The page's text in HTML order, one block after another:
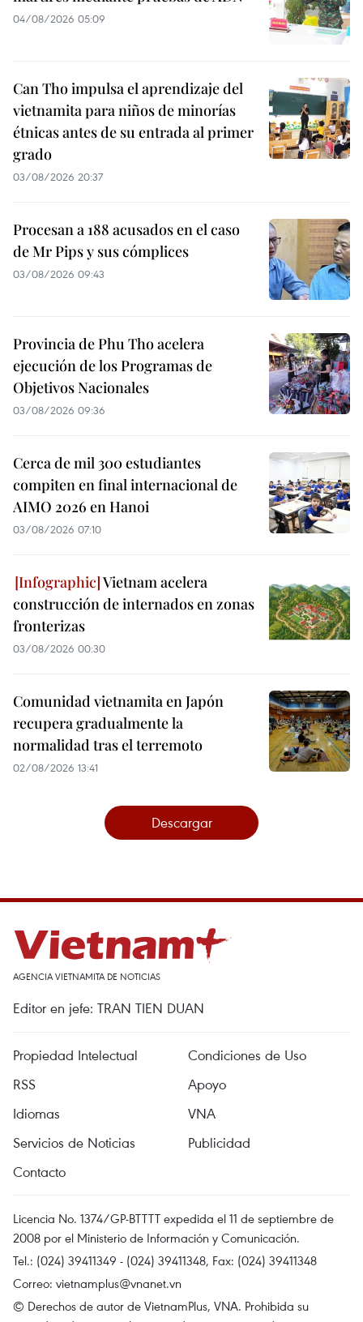
04/08/2026 05:09
Can Tho impulsa el aprendizaje del
vietnamita para niños de minorías
étnicas antes de su entrada al primer
grado
03/08/2026 20:37
Procesan a 188 acusados en el caso
de Mr Pips y sus cómplices
03/08/2026 09:43
Provincia de Phu Tho acelera
ejecución de los Programas de
Objetivos Nacionales
03/08/2026 09:36
Cerca de mil 300 estudiantes
compiten en final internacional de
AIMO 2026 en Hanoi
03/08/2026 07:10
Vietnam acelera
construcción de internados en zonas
fronterizas
03/08/2026 00:30
Comunidad vietnamita en Japón
recupera gradualmente la
normalidad tras el terremoto
02/08/2026 13:41
Descargar
AGENCIA VIETNAMITA DE NOTICIAS
Editor en jefe: TRAN TIEN DUAN
Propiedad Intelectual
Condiciones de Uso
RSS
Apoyo
Idiomas
VNA
Servicios de Noticias
Publicidad
Contacto
Licencia No. 1374/GP-BTTTT expedida el 11 de septiembre de
2008 por el Ministerio de Información y Comunicación.
Tel.: (024) 39411349 - (024) 39411348, Fax: (024) 39411348
Correo: vietnamplus@vnanet.vn
© Derechos de autor de VietnamPlus, VNA. Prohibida su